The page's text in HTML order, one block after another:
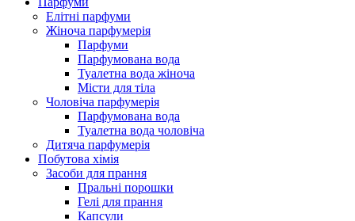
Елітні парфуми
Жіноча парфумерія
Парфуми
Парфумована вода
Туалетна вода жіноча
Місти для тіла
Чоловіча парфумерія
Парфумована вода
Туалетна вода чоловіча
Дитяча парфумерія
Побутова хімія
Засоби для прання
Пральні порошки
Гелі для прання
Капсули